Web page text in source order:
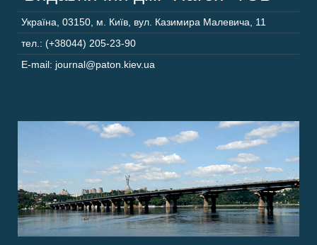
Україна 03150 м. Київ, вул. Казимира Малевича, 11
тел.: (+38044) 205-23-90
E-mail: journal@paton.kiev.ua